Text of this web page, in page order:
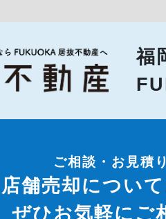
福
ご相談・お見積
店舗売却につい
ぜひお気軽にご